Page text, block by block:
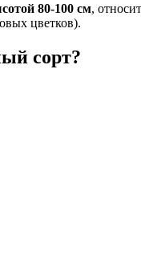
80-100 см,
цветков).
сорт?